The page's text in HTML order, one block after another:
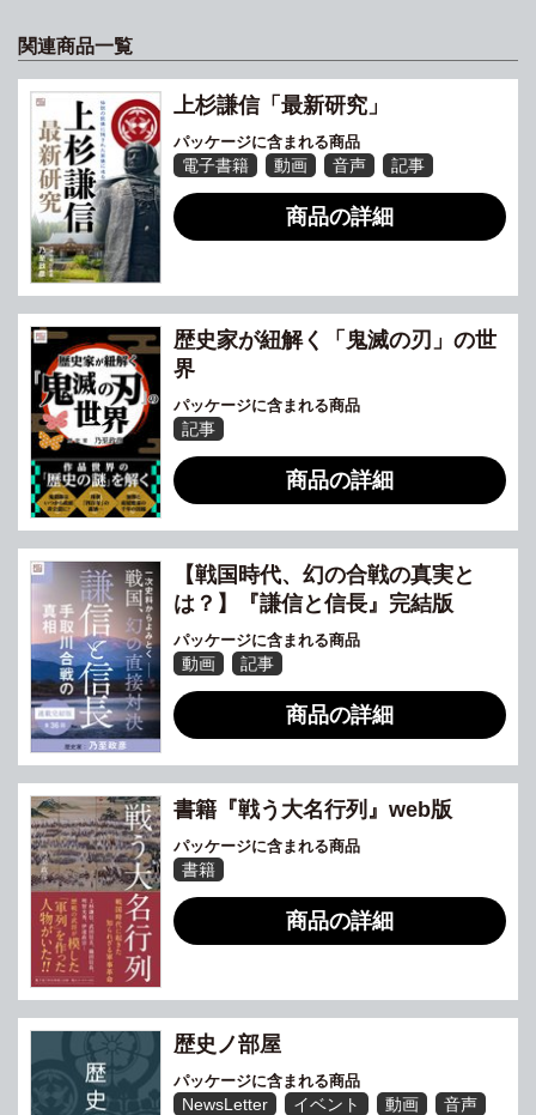
関連商品一覧
上杉謙信「最新研究」
パッケージに含まれる商品
電子書籍 動画 音声 記事
商品の詳細
歴史家が紐解く「鬼滅の刃」の世
界
パッケージに含まれる商品
記事
商品の詳細
【戦国時代、幻の合戦の真実と
は？】『謙信と信長』完結版
パッケージに含まれる商品
動画 記事
商品の詳細
書籍『戦う大名行列』web版
パッケージに含まれる商品
書籍
商品の詳細
歴史ノ部屋
パッケージに含まれる商品
NewsLetter イベント 動画
音声